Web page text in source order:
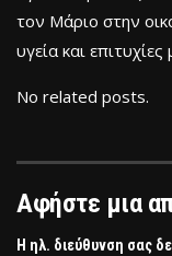
τον Μάριο στην
υγεία και
No related posts.
Αφήστε μια
Η ηλ. διεύθυνση σας